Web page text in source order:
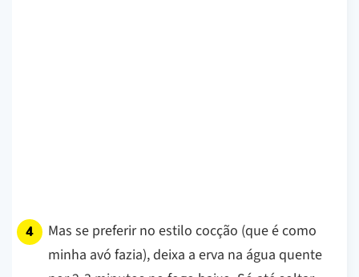
Mas se preferir no estilo cocção (que é como
minha avó fazia), deixa a erva na água quente